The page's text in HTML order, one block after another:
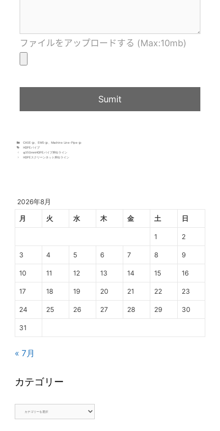
ファイルをアップロードする (Max:10mb)
CASE-jp、 EMS-jp、 Machine Line-Pipe-jp
HDPEパイプ
φ350mmHDPEパイプ押出ライン
HDPEスクリーンネット押出ライン
2026年8月
月 火 水 木 金 土 日
1 2
3 4 5 6 7 8 9
10 11 12 13 14 15 16
17 18 19 20 21 22 23
24 25 26 27 28 29 30
31
« 7月
カテゴリー